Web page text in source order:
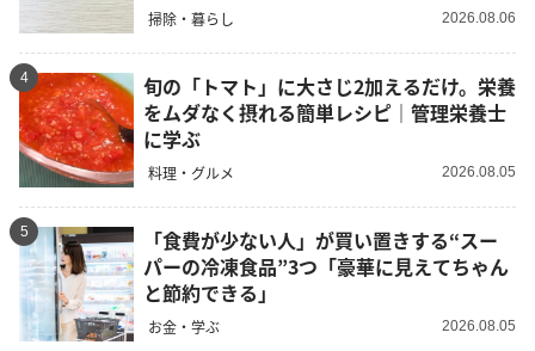
掃除・暮らし 2026.08.06
4
旬の「トマト」に大さじ2加えるだけ。栄養
をムダなく摂れる簡単レシピ｜管理栄養士
に学ぶ
料理・グルメ 2026.08.05
5
「食費が少ない人」が買い置きする“スー
パーの冷凍食品”3つ「豪華に見えてちゃん
と節約できる」
お金・学ぶ 2026.08.05